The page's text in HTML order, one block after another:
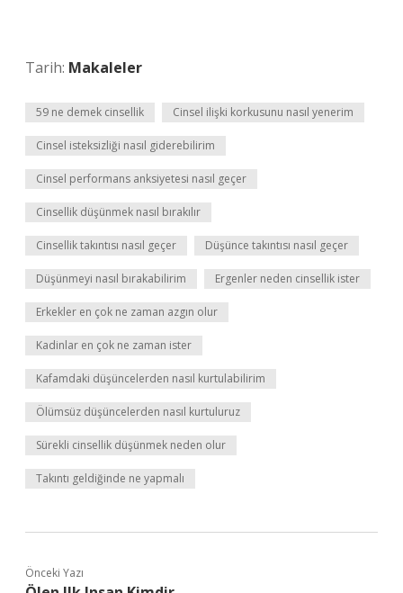
Tarih: Makaleler
59 ne demek cinsellik Cinsel ilişki korkusunu nasıl yenerim
Cinsel isteksizliği nasıl giderebilirim
Cinsel performans anksiyetesi nasıl geçer
Cinsellik düşünmek nasıl bırakılır
Cinsellik takıntısı nasıl geçer Düşünce takıntısı nasıl geçer
Düşünmeyi nasıl bırakabilirim Ergenler neden cinsellik ister
Erkekler en çok ne zaman azgın olur
Kadinlar en çok ne zaman ister
Kafamdaki düşüncelerden nasıl kurtulabilirim
Ölümsüz düşüncelerden nasıl kurtuluruz
Sürekli cinsellik düşünmek neden olur
Takıntı geldiğinde ne yapmalı
Önceki Yazı